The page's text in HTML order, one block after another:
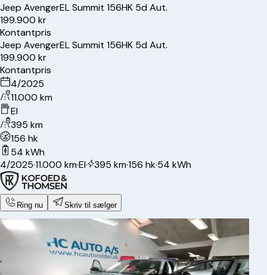
Jeep AvengerEL Summit 156HK 5d Aut.
199.900 kr
Kontantpris
Jeep AvengerEL Summit 156HK 5d Aut.
199.900 kr
Kontantpris
4/2025
11.000 km
El
395 km
156 hk
54 kWh
4/2025·11.000 km·El· 395 km·156 hk·54 kWh
Ring nu Skriv til sælger